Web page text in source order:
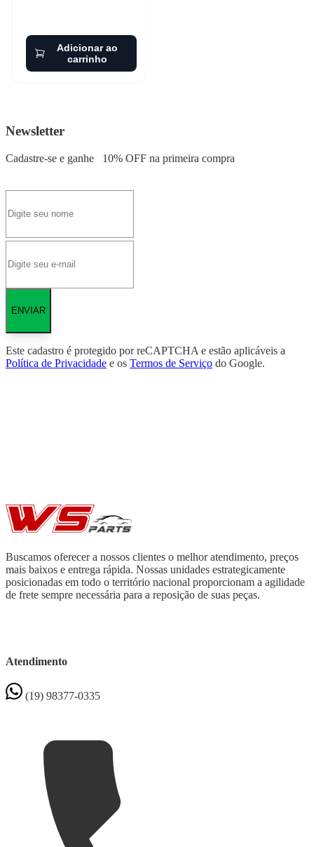
Adicionar ao
carrinho
Newsletter
Cadastre-se e ganhe 10% OFF na primeira compra
ENVIAR
Este cadastro é protegido por reCAPTCHA e estão aplicáveis a
Política de Privacidade e os Termos de Serviço do Google.
Buscamos oferecer a nossos clientes o melhor atendimento, preços
mais baixos e entrega rápida. Nossas unidades estrategicamente
posicionadas em todo o território nacional proporcionam a agilidade
de frete sempre necessária para a reposição de suas peças.
Atendimento
(19) 98377-0335